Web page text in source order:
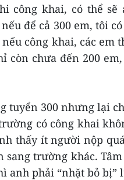
công khai, có thể sẽ
để cả 300 em, tôi
công khai, các em
còn chưa đến 200
tuyển 300 nhưng lại
có công khai
thấy ít người nộp
sang trường khác.
anh phải “nhặt bỏ bị”